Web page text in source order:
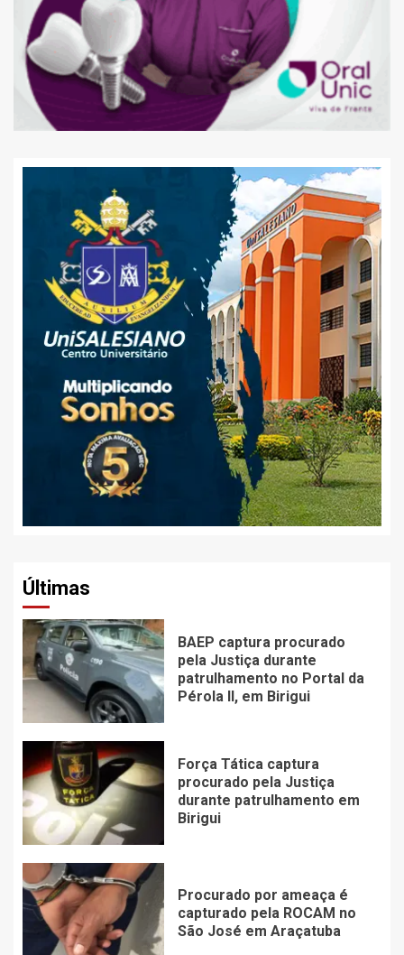
Últimas
BAEP captura procurado
pela Justiça durante
patrulhamento no Portal da
Pérola ll, em Birigui
Força Tática captura
procurado pela Justiça
durante patrulhamento em
Birigui
Procurado por ameaça é
capturado pela ROCAM no
São José em Araçatuba